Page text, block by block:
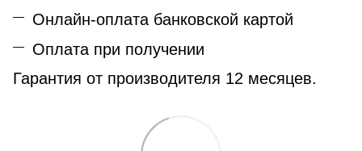
Онлайн-оплата банковской картой
Оплата при получении
Гарантия от производителя 12 месяцев.